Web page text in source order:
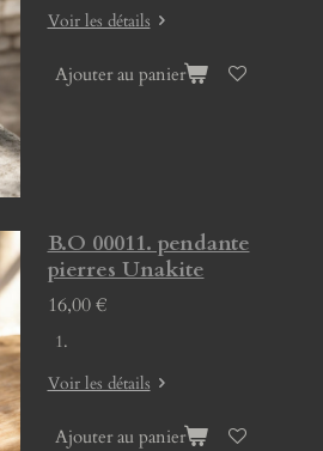
Voir les détails
Ajouter au panier
B.O 00011. pendante
pierres Unakite
16,00 €
Voir les détails
Ajouter au panier